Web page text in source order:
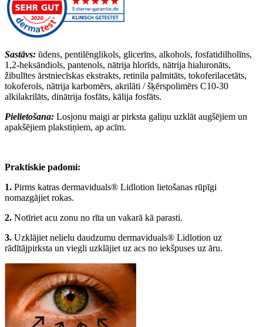
Sastāvs: ūdens, pentilēnglikols, glicerīns, alkohols, fosfatidilholīns,
1,2-heksāndiols, pantenols, nātrija hlorīds, nātrija hialuronāts,
žibulītes ārstniecīskas ekstrakts, retinila palmitāts, tokoferilacetāts,
tokoferols, nātrija karbomērs, akrilāti / šķērspolimērs C10-30
alkilakrilāts, dinātrija fosfāts, kālija fosfāts.
Pielietošana: Losjonu maigi ar pirksta galiņu uzklāt augšējiem un
apakšējiem plakstiņiem, ap acīm.
Praktiskie padomi:
1. Pirms katras dermaviduals® Lidlotion lietošanas rūpīgi
nomazgājiet rokas.
2. Notīriet acu zonu no rīta un vakarā kā parasti.
3. Uzklājiet nelielu daudzumu dermaviduals® Lidlotion uz
rādītājpirksta un viegli uzklājiet uz acs no iekšpuses uz āru.